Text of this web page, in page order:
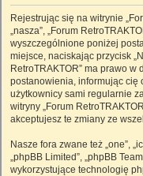
Rejestrując się na witrynie
„nasza”, „Forum
wyszczególnione poniżej
miejsce, naciskając przycisk
RetroTRAKTOR” ma prawo
postanowienia, informując cię
użytkownicy sami regularnie
witryny „Forum
akceptujesz te zmiany ze
Nasze fora zwane też „one”,
„phpBB Limited”, „phpBB
wykorzystujące technologię